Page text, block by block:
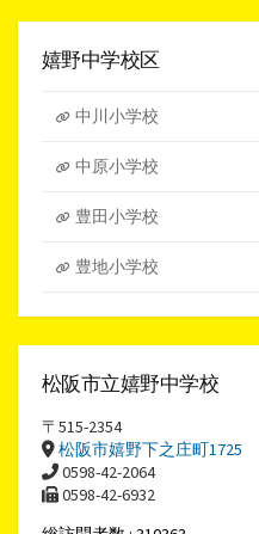
イ
嬉野中学校区
中川小学校
中原小学校
豊田小学校
豊地小学校
松阪市立嬉野中学校
〒515-2354
松阪市嬉野下之庄町1725
0598-42-2064
0598-42-6932